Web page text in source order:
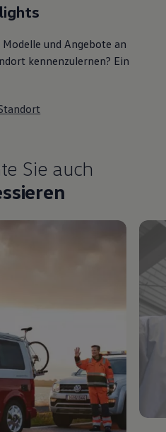
und Angebote an
kennenzulernen? Ein
Sie auch